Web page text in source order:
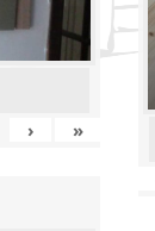
› »